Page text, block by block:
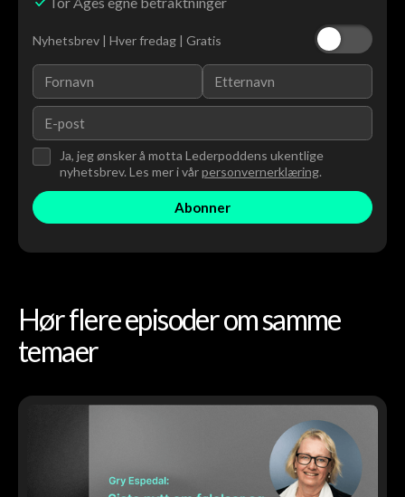
Nyhetsbrev | Hver fredag | Gratis
Ja, jeg ønsker å motta Lederpoddens ukentlige
nyhetsbrev. Les mer i vårpersonvernerklæring.
Hør flere episoder om samme
temaer